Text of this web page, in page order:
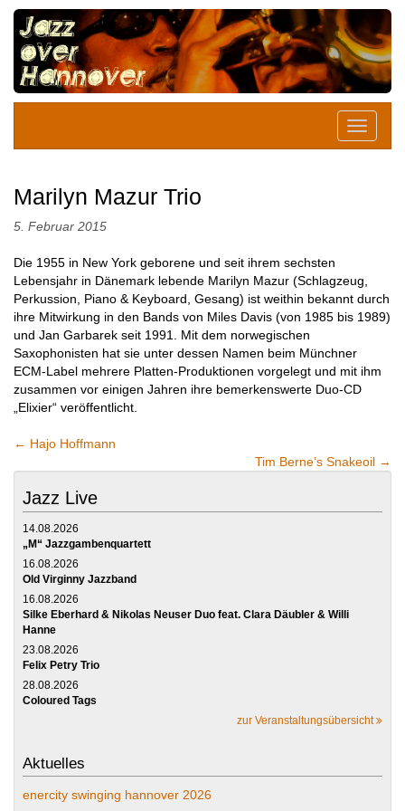
Marilyn Mazur Trio
5. Februar 2015
Die 1955 in New York geborene und seit ihrem sechsten
Lebensjahr in Dänemark lebende Marilyn Mazur (Schlagzeug,
Perkussion, Piano & Keyboard, Gesang) ist weithin bekannt durch
ihre Mitwirkung in den Bands von Miles Davis (von 1985 bis 1989)
und Jan Garbarek seit 1991. Mit dem norwegischen
Saxophonisten hat sie unter dessen Namen beim Münchner
ECM-Label mehrere Platten-Produktionen vorgelegt und mit ihm
zusammen vor einigen Jahren ihre bemerkenswerte Duo-CD
„Elixier“ veröffentlicht.
← Hajo Hoffmann
Tim Berne’s Snakeoil →
Jazz Live
14.08.2026
„M“ Jazzgambenquartett
16.08.2026
Old Virginny Jazzband
16.08.2026
Silke Eberhard & Nikolas Neuser Duo feat. Clara Däubler & Willi
Hanne
23.08.2026
Felix Petry Trio
28.08.2026
Coloured Tags
zur Veranstaltungsübersicht
Aktuelles
enercity swinging hannover 2026